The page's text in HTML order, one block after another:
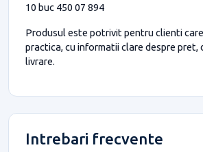
10 buc 450 07 894
Produsul este potrivit pentru clienti
practica, cu informatii clare despre pret,
livrare.
Intrebari frecvente